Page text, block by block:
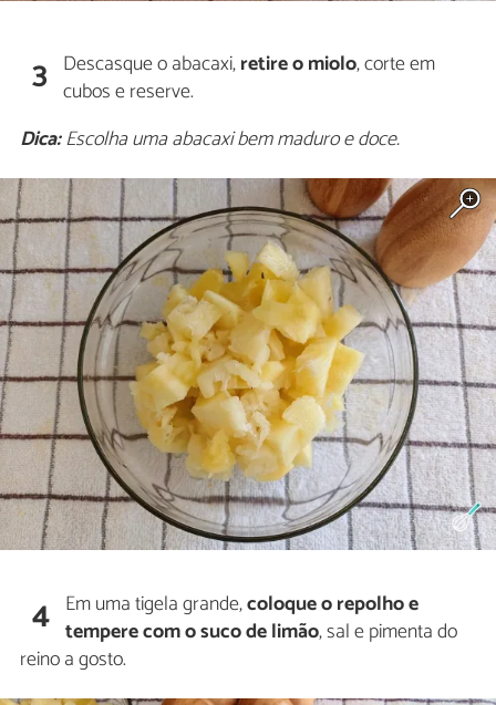
3 Descasque o abacaxi,retire o miolo, corte em
cubos e reserve.
Dica:Escolha uma abacaxi bem maduro e doce.
4 Em uma tigela grande,coloque o repolho e
tempere com o suco de limão, sal e pimenta do
reino a gosto.